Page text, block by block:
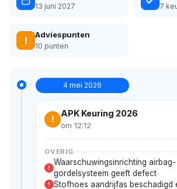
13 juni 2027 7
! Adviespunten
10 punten
4 mei 2026
!
APK Keuring 2026
om 12:12
OVERIG
!
Waarschuwingsinrichting
gordelsysteem geeft defect
! Stofhoes aandrijfas beschadigd